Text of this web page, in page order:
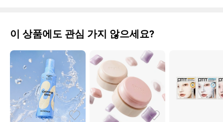
이 상품에도 관심 가지 않으세요?